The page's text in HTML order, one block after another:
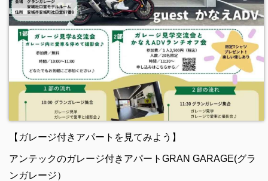
【ガレージ付きアパートを見てみよう】
アンテックのガレージ付きアパートGRAN GARAGE(グラ
ンガレージ）